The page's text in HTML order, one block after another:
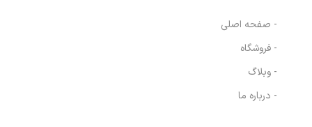
- صفحه اصلی
- فروشگاه
- وبلاگ
- درباره ما